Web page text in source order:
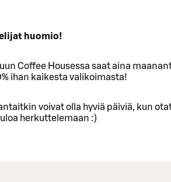
huomio!
Coffee Housessa saat aina
ihan kaikesta valikoimasta!
voivat olla hyviä päiviä, kun
herkuttelemaan :)